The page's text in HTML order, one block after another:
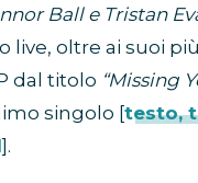
Ball e Tristan
live, oltre ai suoi
dal titolo “Missing
singolo [testo,
].